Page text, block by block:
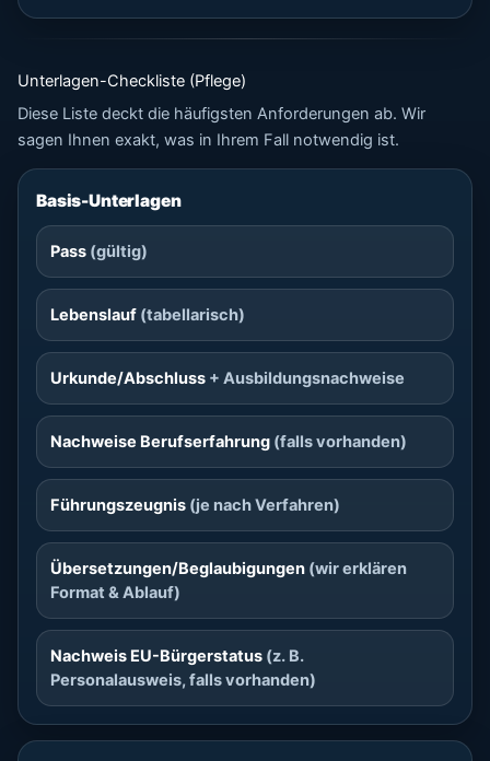
Unterlagen-Checkliste (Pflege)
Diese Liste deckt die häufigsten Anforderungen ab. Wir
sagen Ihnen exakt, was in Ihrem Fall notwendig ist.
Basis-Unterlagen
Pass (gültig)
Lebenslauf (tabellarisch)
Urkunde/Abschluss + Ausbildungsnachweise
Nachweise Berufserfahrung (falls vorhanden)
Führungszeugnis (je nach Verfahren)
Übersetzungen/Beglaubigungen (wir erklären
Format & Ablauf)
Nachweis EU-Bürgerstatus (z. B.
Personalausweis, falls vorhanden)